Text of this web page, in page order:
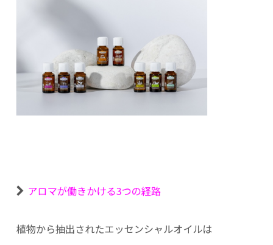
アロマが働きかける3つの経路
植物から抽出されたエッセンシャルオイルは